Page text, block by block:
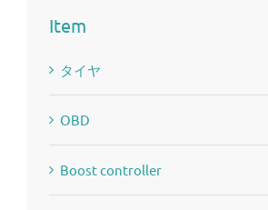
Item
タイヤ
OBD
Boost controller